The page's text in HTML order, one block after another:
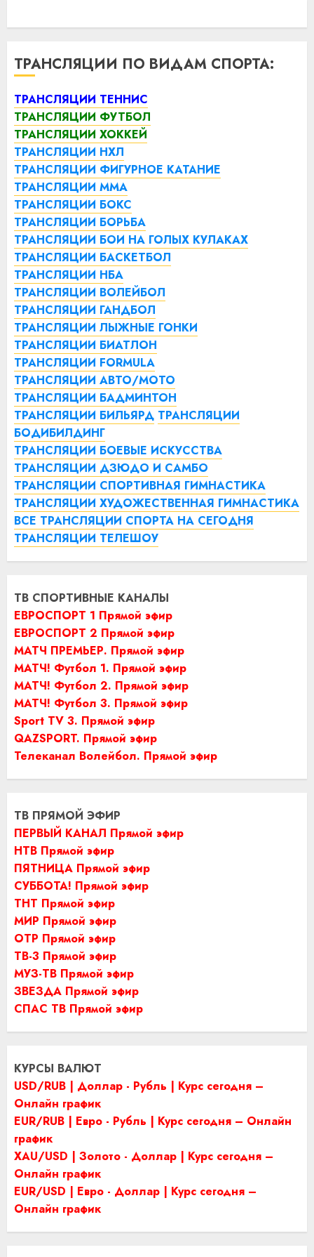
ТРАНСЛЯЦИИ ПО ВИДАМ СПОРТА:
ТРАНСЛЯЦИИ ТЕННИС
ТРАНСЛЯЦИИ ФУТБОЛ
ТРАНСЛЯЦИИ ХОККЕЙ
ТРАНСЛЯЦИИ НХЛ
ТРАНСЛЯЦИИ ФИГУРНОЕ КАТАНИЕ
ТРАНСЛЯЦИИ ММА
ТРАНСЛЯЦИИ БОКС
ТРАНСЛЯЦИИ БОРЬБА
ТРАНСЛЯЦИИ БОИ НА ГОЛЫХ КУЛАКАХ
ТРАНСЛЯЦИИ БАСКЕТБОЛ
ТРАНСЛЯЦИИ НБА
ТРАНСЛЯЦИИ ВОЛЕЙБОЛ
ТРАНСЛЯЦИИ ГАНДБОЛ
ТРАНСЛЯЦИИ ЛЫЖНЫЕ ГОНКИ
ТРАНСЛЯЦИИ БИАТЛОН
ТРАНСЛЯЦИИ FORMULA
ТРАНСЛЯЦИИ АВТО/МОТО
ТРАНСЛЯЦИИ БАДМИНТОН
ТРАНСЛЯЦИИ БИЛЬЯРД ТРАНСЛЯЦИИ
БОДИБИЛДИНГ
ТРАНСЛЯЦИИ БОЕВЫЕ ИСКУССТВА
ТРАНСЛЯЦИИ ДЗЮДО И САМБО
ТРАНСЛЯЦИИ СПОРТИВНАЯ ГИМНАСТИКА
ТРАНСЛЯЦИИ ХУДОЖЕСТВЕННАЯ ГИМНАСТИКА
ВСЕ ТРАНСЛЯЦИИ СПОРТА НА СЕГОДНЯ
ТРАНСЛЯЦИИ ТЕЛЕШОУ
ТВ СПОРТИВНЫЕ КАНАЛЫ
ЕВРОСПОРТ 1 Прямой эфир
ЕВРОСПОРТ 2 Прямой эфир
МАТЧ ПРЕМЬЕР. Прямой эфир
МАТЧ! Футбол 1. Прямой эфир
МАТЧ! Футбол 2. Прямой эфир
МАТЧ! Футбол 3. Прямой эфир
Sport TV 3. Прямой эфир
QAZSPORT. Прямой эфир
Телеканал Волейбол. Прямой эфир
ТВ ПРЯМОЙ ЭФИР
ПЕРВЫЙ КАНАЛ Прямой эфир
НТВ Прямой эфир
ПЯТНИЦА Прямой эфир
СУББОТА! Прямой эфир
ТНТ Прямой эфир
МИР Прямой эфир
ОТР Прямой эфир
ТВ-3 Прямой эфир
МУЗ-ТВ Прямой эфир
ЗВЕЗДА Прямой эфир
СПАС ТВ Прямой эфир
КУРСЫ ВАЛЮТ
USD/RUB | Доллар - Рубль | Курс сегодня –
Онлайн график
EUR/RUB | Евро - Рубль | Курс сегодня – Онлайн
график
XAU/USD | Золото - Доллар | Курс сегодня –
Онлайн график
EUR/USD | Евро - Доллар | Курс сегодня –
Онлайн график